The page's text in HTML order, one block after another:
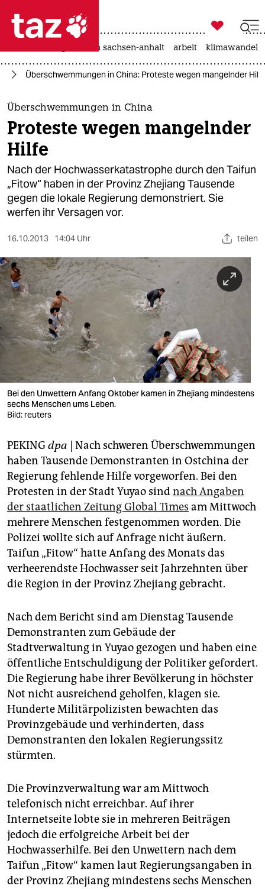
 taz zahl ich
taz zahl ich
themen
politik
öko
gesellschaft
kultur
sport
berlin
nord
wahrheit
verlag
verlag
veranstaltungen
shop
fragen & hilfe
unterstützen
abo
genossenschaft
epaper login

taz zahl ich
landtagswahl in sachsen-anhalt arbeit klimawandel
Überschwemmungen in China: Proteste wegen mangelnder
Überschwemmungen in China
Proteste wegen mangelnder
Hilfe
Nach der Hochwasserkatastrophe durch den Taifun
„Fitow“ haben in der Provinz Zhejiang Tausende
gegen die lokale Regierung demonstriert. Sie
werfen ihr Versagen vor.
16.10.2013 14:04 Uhr teilen
Bei den Unwettern Anfang Oktober kamen in Zhejiang mindestens
sechs Menschen ums Leben.
Bild: reuters
PEKINGdpa | Nach schweren Überschwemmungen
haben Tausende Demonstranten in Ostchina der
Regierung fehlende Hilfe vorgeworfen. Bei den
Protesten in der Stadt Yuyao sindnach Angaben
der staatlichen Zeitung Global Times am Mittwoch
mehrere Menschen festgenommen worden. Die
Polizei wollte sich auf Anfrage nicht äußern.
Taifun „Fitow“ hatte Anfang des Monats das
verheerendste Hochwasser seit Jahrzehnten über
die Region in der Provinz Zhejiang gebracht.
Nach dem Bericht sind am Dienstag Tausende
Demonstranten zum Gebäude der
Stadtverwaltung in Yuyao gezogen und haben eine
öffentliche Entschuldigung der Politiker gefordert.
Die Regierung habe ihrer Bevölkerung in höchster
Not nicht ausreichend geholfen, klagen sie.
Hunderte Militärpolizisten bewachten das
Provinzgebäude und verhinderten, dass
Demonstranten den lokalen Regierungssitz
stürmten.
Die Provinzverwaltung war am Mittwoch
telefonisch nicht erreichbar. Auf ihrer
Internetseite lobte sie in mehreren Beiträgen
jedoch die erfolgreiche Arbeit bei der
Hochwasserhilfe. Bei den Unwettern nach dem
Taifun „Fitow“ kamen laut Regierungsangaben in
der Provinz Zhejiang mindestens sechs Menschen